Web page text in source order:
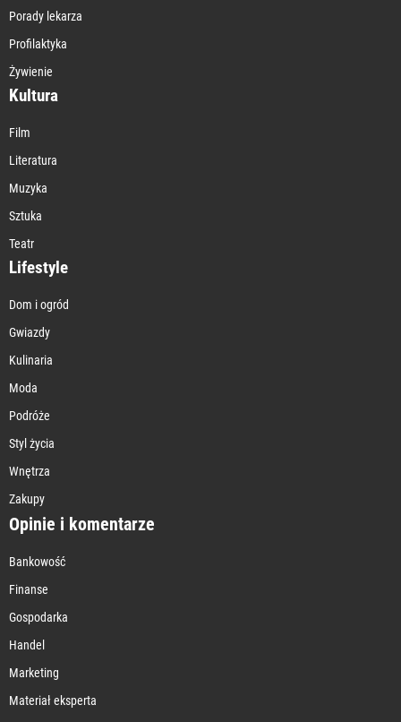
Porady lekarza
Profilaktyka
Żywienie
Kultura
Film
Literatura
Muzyka
Sztuka
Teatr
Lifestyle
Dom i ogród
Gwiazdy
Kulinaria
Moda
Podróże
Styl życia
Wnętrza
Zakupy
Opinie i komentarze
Bankowość
Finanse
Gospodarka
Handel
Marketing
Materiał eksperta